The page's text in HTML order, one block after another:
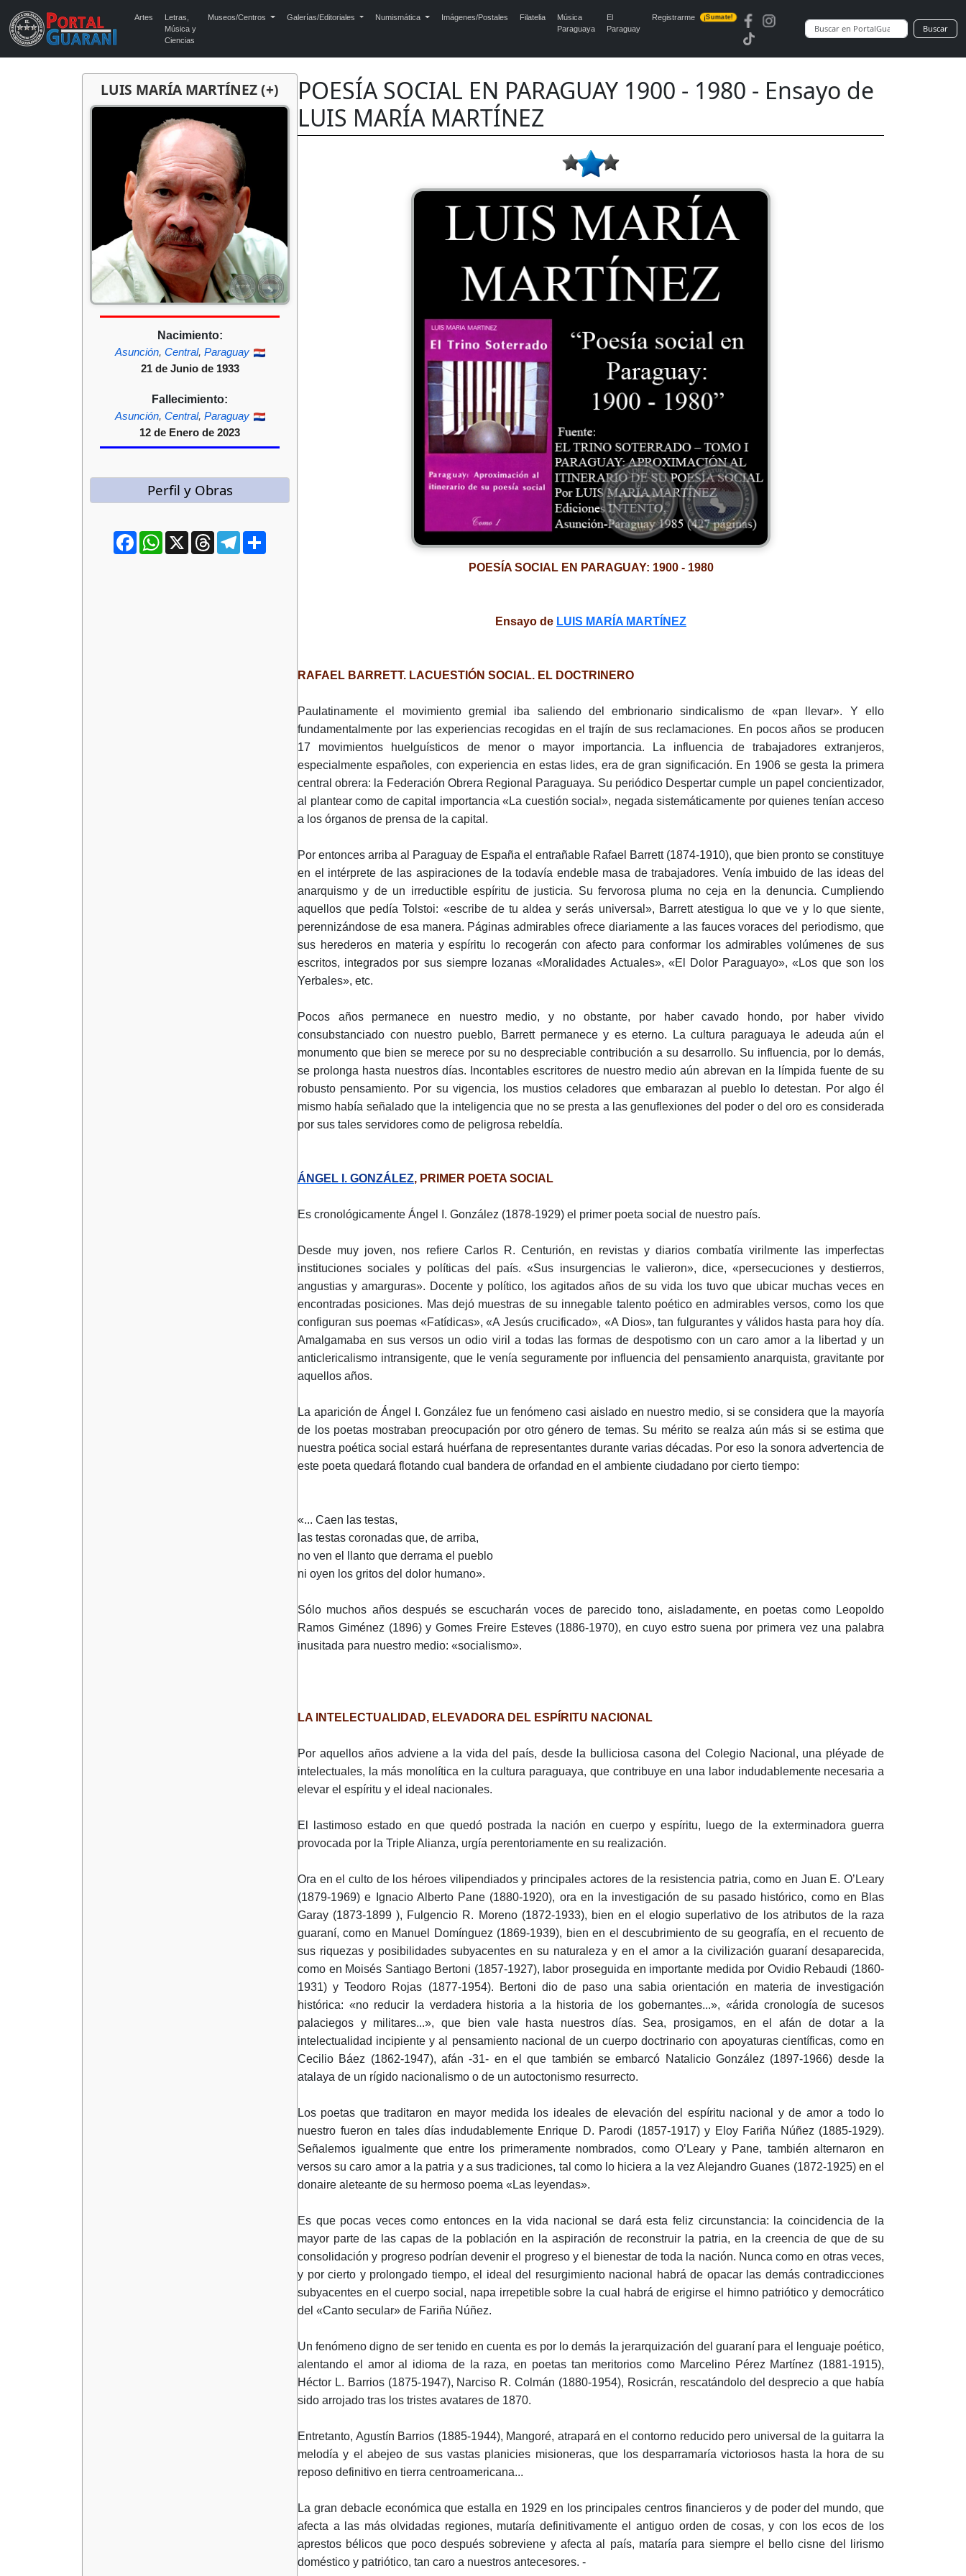
Artes
Letras,
Música y
Ciencias
Museos/Centros Galerías/Editoriales Numismática Imágenes/Postales Filatelia
Música
Paraguaya
El
Paraguay
Registrarme ¡Sumate!
Buscar
LUIS MARÍA MARTÍNEZ (+)
Nacimiento:
Asunción, Central, Paraguay
21 de Junio de 1933
Fallecimiento:
Asunción, Central, Paraguay
12 de Enero de 2023
Perfil y Obras
FacebookWhatsApp
X ThreadsTelegram
POESÍA SOCIAL EN PARAGUAY 1900 - 1980 - Ensayo de
LUIS MARÍA MARTÍNEZ
POESÍA SOCIAL EN PARAGUAY: 1900 - 1980
Ensayo de LUIS MARÍA MARTÍNEZ
RAFAEL BARRETT. LACUESTIÓN SOCIAL. EL DOCTRINERO
Paulatinamente el movimiento gremial iba saliendo del embrionario sindicalismo de «pan llevar». Y ello
fundamentalmente por las experiencias recogidas en el trajín de sus reclamaciones. En pocos años se producen
17 movimientos huelguísticos de menor o mayor importancia. La influencia de trabajadores extranjeros,
especialmente españoles, con experiencia en estas lides, era de gran significación. En 1906 se gesta la primera
central obrera: la Federación Obrera Regional Paraguaya. Su periódico Despertar cumple un papel concientizador,
al plantear como de capital importancia «La cuestión social», negada sistemáticamente por quienes tenían acceso
a los órganos de prensa de la capital.
Por entonces arriba al Paraguay de España el entrañable Rafael Barrett (1874-1910), que bien pronto se constituye
en el intérprete de las aspiraciones de la todavía endeble masa de trabajadores. Venía imbuido de las ideas del
anarquismo y de un irreductible espíritu de justicia. Su fervorosa pluma no ceja en la denuncia. Cumpliendo
aquellos que pedía Tolstoi: «escribe de tu aldea y serás universal», Barrett atestigua lo que ve y lo que siente,
perennizándose de esa manera. Páginas admirables ofrece diariamente a las fauces voraces del periodismo, que
sus herederos en materia y espíritu lo recogerán con afecto para conformar los admirables volúmenes de sus
escritos, integrados por sus siempre lozanas «Moralidades Actuales», «El Dolor Paraguayo», «Los que son los
Yerbales», etc.
Pocos años permanece en nuestro medio, y no obstante, por haber cavado hondo, por haber vivido
consubstanciado con nuestro pueblo, Barrett permanece y es eterno. La cultura paraguaya le adeuda aún el
monumento que bien se merece por su no despreciable contribución a su desarrollo. Su influencia, por lo demás,
se prolonga hasta nuestros días. Incontables escritores de nuestro medio aún abrevan en la límpida fuente de su
robusto pensamiento. Por su vigencia, los mustios celadores que embarazan al pueblo lo detestan. Por algo él
mismo había señalado que la inteligencia que no se presta a las genuflexiones del poder o del oro es considerada
por sus tales servidores como de peligrosa rebeldía.
ÁNGEL I. GONZÁLEZ, PRIMER POETA SOCIAL
Es cronológicamente Ángel I. González (1878-1929) el primer poeta social de nuestro país.
Desde muy joven, nos refiere Carlos R. Centurión, en revistas y diarios combatía virilmente las imperfectas
instituciones sociales y políticas del país. «Sus insurgencias le valieron», dice, «persecuciones y destierros,
angustias y amarguras». Docente y político, los agitados años de su vida los tuvo que ubicar muchas veces en
encontradas posiciones. Mas dejó muestras de su innegable talento poético en admirables versos, como los que
configuran sus poemas «Fatídicas», «A Jesús crucificado», «A Dios», tan fulgurantes y válidos hasta para hoy día.
Amalgamaba en sus versos un odio viril a todas las formas de despotismo con un caro amor a la libertad y un
anticlericalismo intransigente, que le venía seguramente por influencia del pensamiento anarquista, gravitante por
aquellos años.
La aparición de Ángel I. González fue un fenómeno casi aislado en nuestro medio, si se considera que la mayoría
de los poetas mostraban preocupación por otro género de temas. Su mérito se realza aún más si se estima que
nuestra poética social estará huérfana de representantes durante varias décadas. Por eso la sonora advertencia de
este poeta quedará flotando cual bandera de orfandad en el ambiente ciudadano por cierto tiempo:
«... Caen las testas,
las testas coronadas que, de arriba,
no ven el llanto que derrama el pueblo
ni oyen los gritos del dolor humano».
Sólo muchos años después se escucharán voces de parecido tono, aisladamente, en poetas como Leopoldo
Ramos Giménez (1896) y Gomes Freire Esteves (1886-1970), en cuyo estro suena por primera vez una palabra
inusitada para nuestro medio: «socialismo».
LA INTELECTUALIDAD, ELEVADORA DEL ESPÍRITU NACIONAL
Por aquellos años adviene a la vida del país, desde la bulliciosa casona del Colegio Nacional, una pléyade de
intelectuales, la más monolítica en la cultura paraguaya, que contribuye en una labor indudablemente necesaria a
elevar el espíritu y el ideal nacionales.
El lastimoso estado en que quedó postrada la nación en cuerpo y espíritu, luego de la exterminadora guerra
provocada por la Triple Alianza, urgía perentoriamente en su realización.
Ora en el culto de los héroes vilipendiados y principales actores de la resistencia patria, como en Juan E. O’Leary
(1879-1969) e Ignacio Alberto Pane (1880-1920), ora en la investigación de su pasado histórico, como en Blas
Garay (1873-1899 ), Fulgencio R. Moreno (1872-1933), bien en el elogio superlativo de los atributos de la raza
guaraní, como en Manuel Domínguez (1869-1939), bien en el descubrimiento de su geografía, en el recuento de
sus riquezas y posibilidades subyacentes en su naturaleza y en el amor a la civilización guaraní desaparecida,
como en Moisés Santiago Bertoni (1857-1927), labor proseguida en importante medida por Ovidio Rebaudi (1860-
1931) y Teodoro Rojas (1877-1954). Bertoni dio de paso una sabia orientación en materia de investigación
histórica: «no reducir la verdadera historia a la historia de los gobernantes...», «árida cronología de sucesos
palaciegos y militares...», que bien vale hasta nuestros días. Sea, prosigamos, en el afán de dotar a la
intelectualidad incipiente y al pensamiento nacional de un cuerpo doctrinario con apoyaturas científicas, como en
Cecilio Báez (1862-1947), afán -31- en el que también se embarcó Natalicio González (1897-1966) desde la
atalaya de un rígido nacionalismo o de un autoctonismo resurrecto.
Los poetas que traditaron en mayor medida los ideales de elevación del espíritu nacional y de amor a todo lo
nuestro fueron en tales días indudablemente Enrique D. Parodi (1857-1917) y Eloy Fariña Núñez (1885-1929).
Señalemos igualmente que entre los primeramente nombrados, como O’Leary y Pane, también alternaron en
versos su caro amor a la patria y a sus tradiciones, tal como lo hiciera a la vez Alejandro Guanes (1872-1925) en el
donaire aleteante de su hermoso poema «Las leyendas».
Es que pocas veces como entonces en la vida nacional se dará esta feliz circunstancia: la coincidencia de la
mayor parte de las capas de la población en la aspiración de reconstruir la patria, en la creencia de que de su
consolidación y progreso podrían devenir el progreso y el bienestar de toda la nación. Nunca como en otras veces,
y por cierto y prolongado tiempo, el ideal del resurgimiento nacional habrá de opacar las demás contradicciones
subyacentes en el cuerpo social, napa irrepetible sobre la cual habrá de erigirse el himno patriótico y democrático
del «Canto secular» de Fariña Núñez.
Un fenómeno digno de ser tenido en cuenta es por lo demás la jerarquización del guaraní para el lenguaje poético,
alentando el amor al idioma de la raza, en poetas tan meritorios como Marcelino Pérez Martínez (1881-1915),
Héctor L. Barrios (1875-1947), Narciso R. Colmán (1880-1954), Rosicrán, rescatándolo del desprecio a que había
sido arrojado tras los tristes avatares de 1870.
Entretanto, Agustín Barrios (1885-1944), Mangoré, atrapará en el contorno reducido pero universal de la guitarra la
melodía y el abejeo de sus vastas planicies misioneras, que los desparramaría victoriosos hasta la hora de su
reposo definitivo en tierra centroamericana...
La gran debacle económica que estalla en 1929 en los principales centros financieros y de poder del mundo, que
afecta a las más olvidadas regiones, mutaría definitivamente el antiguo orden de cosas, y con los ecos de los
aprestos bélicos que poco después sobreviene y afecta al país, mataría para siempre el bello cisne del lirismo
doméstico y patriótico, tan caro a nuestros antecesores. -